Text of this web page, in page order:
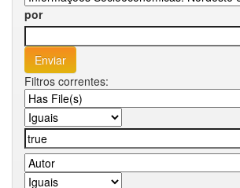
por
Filtros correntes: